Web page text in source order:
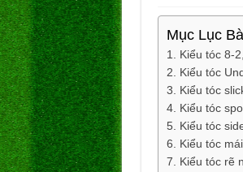
Mục Lục
Kiểu tóc 8-
Kiểu tóc
Kiểu tóc
Kiểu tóc
Kiểu tóc
Kiểu tóc
Kiểu tóc rẽ